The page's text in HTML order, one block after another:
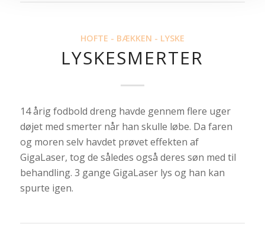
HOFTE - BÆKKEN - LYSKE
LYSKESMERTER
14 årig fodbold dreng havde gennem flere uger
døjet med smerter når han skulle løbe. Da faren
og moren selv havdet prøvet effekten af
GigaLaser, tog de således også deres søn med til
behandling. 3 gange GigaLaser lys og han kan
spurte igen.